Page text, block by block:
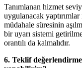
Tanımlanan hizmet
uygulanacak
müdahale süresinin
bir uyarı sistemi
orantılı da kalmalıdır.
6. Teklif